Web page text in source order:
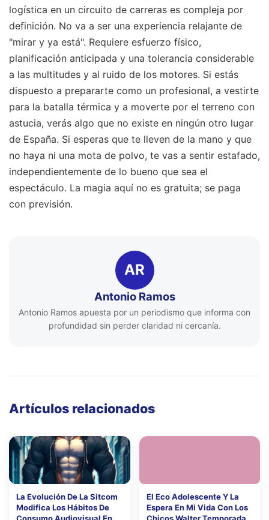
logística en un circuito de carreras es compleja por
definición. No va a ser una experiencia relajante de
"mirar y ya está". Requiere esfuerzo físico,
planificación anticipada y una tolerancia considerable
a las multitudes y al ruido de los motores. Si estás
dispuesto a prepararte como un profesional, a vestirte
para la batalla térmica y a moverte por el terreno con
astucia, verás algo que no existe en ningún otro lugar
de España. Si esperas que te lleven de la mano y que
no haya ni una mota de polvo, te vas a sentir estafado,
independientemente de lo bueno que sea el
espectáculo. La magia aquí no es gratuita; se paga
con previsión.
AR
Antonio Ramos
Antonio Ramos apuesta por un periodismo que informa con
profundidad sin perder claridad ni cercanía.
Artículos relacionados
La Evolución De La Sitcom
Modifica Los Hábitos De
El Eco Adolescente Y La
Espera En Mi Vida Con Los